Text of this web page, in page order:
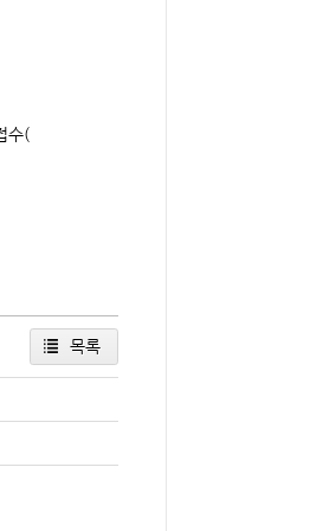
접수(
목록